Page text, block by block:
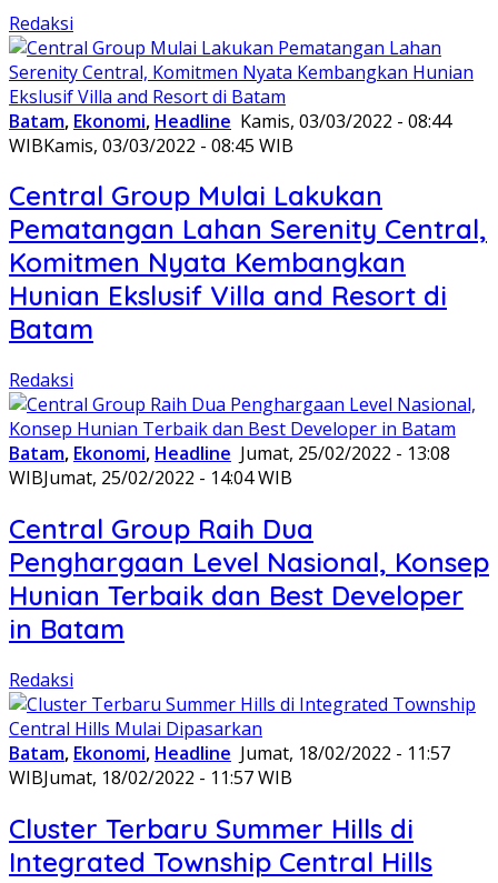
Redaksi
Batam, Ekonomi, Headline Kamis, 03/03/2022 - 08:44
WIBKamis, 03/03/2022 - 08:45 WIB
Central Group Mulai Lakukan
Pematangan Lahan Serenity Central,
Komitmen Nyata Kembangkan
Hunian Ekslusif Villa and Resort di
Batam
Redaksi
Batam, Ekonomi, Headline Jumat, 25/02/2022 - 13:08
WIBJumat, 25/02/2022 - 14:04 WIB
Central Group Raih Dua
Penghargaan Level Nasional, Konsep
Hunian Terbaik dan Best Developer
in Batam
Redaksi
Batam, Ekonomi, Headline Jumat, 18/02/2022 - 11:57
WIBJumat, 18/02/2022 - 11:57 WIB
Cluster Terbaru Summer Hills di
Integrated Township Central Hills